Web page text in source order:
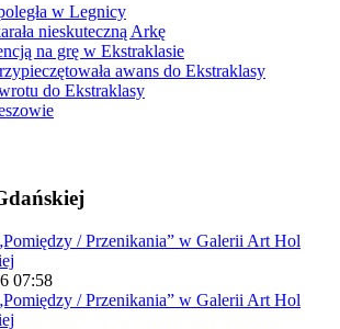
w Legnicy
nieskuteczną Arkę
na grę w Ekstraklasie
awans do Ekstraklasy
do Ekstraklasy
07:58